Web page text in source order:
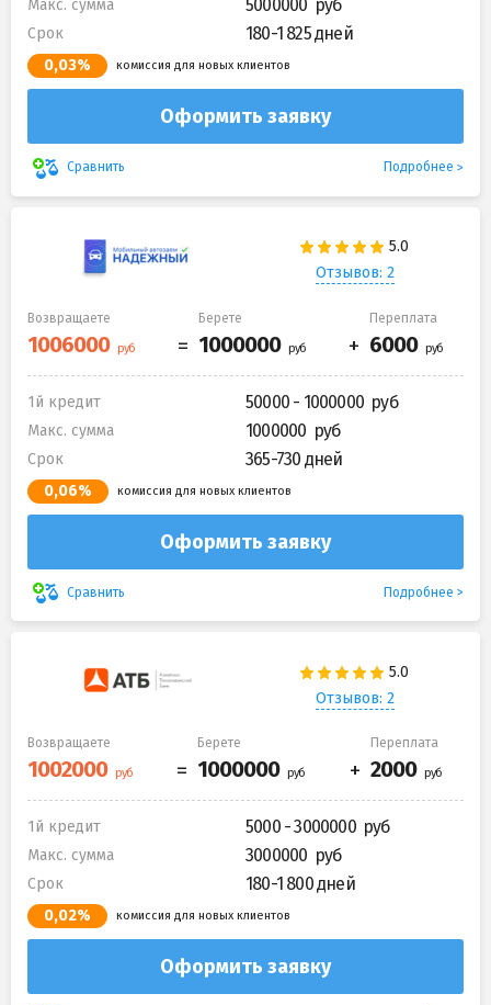
Макс. сумма 5000000
Срок 180-1 825 дней
0,03% комиссия для новых клиентов
Оформить заявку
Сравнить Подробнее
Отзывов: 2
Возвращаете Берете Переплата
1й кредит 50000 - 1000000
Макс. сумма 1000000
Срок 365-730 дней
0,06% комиссия для новых клиентов
Оформить заявку
Сравнить Подробнее
Отзывов: 2
Возвращаете Берете Переплата
1й кредит 5000 - 3000000
Макс. сумма 3000000
Срок 180-1 800 дней
0,02% комиссия для новых клиентов
Оформить заявку